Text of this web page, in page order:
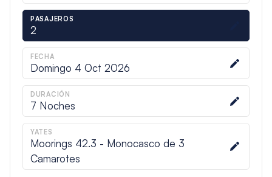
PASAJEROS
2
FECHA
Domingo 4 Oct 2026
DURACIÓN
7 Noches
YATES
Moorings 42.3 - Monocasco de 3
Camarotes